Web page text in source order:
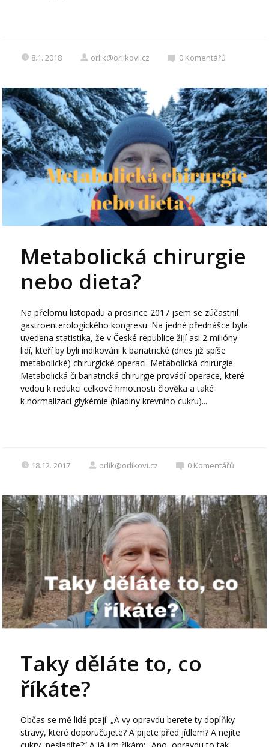
8.1. 2018 orlik@orlikovi.cz 0 Komentářů
Metabolická chirurgie
nebo dieta­?
Na přelomu listopadu a prosince 2017 jsem se zúčastnil
gastroenterologického kongresu. Na jedné přednášce byla
uvedena statistika, že v České republice žijí asi 2 milióny
lidí, kteří by byli indikováni k bariatrické (dnes již spíše
metabolické) chirurgické operaci. Metabolická chirurgie
Metabolická či bariatrická chirurgie provádí operace, které
vedou k redukci celkové hmotnosti člověka a také
k normalizaci glykémie (hladiny krevního cukru)...
18.12. 2017 orlik@orlikovi.cz 0 Komentářů
Taky děláte to, co
říkáte?
Občas se mě lidé ptají: „A vy opravdu berete ty doplňky
stravy, které doporučujete? A pijete před jídlem? A nejíte